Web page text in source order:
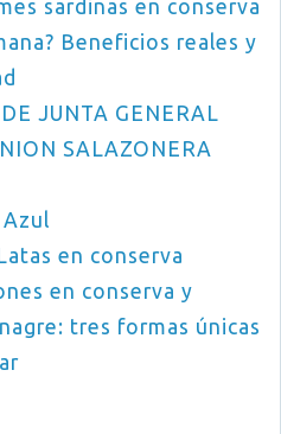
sardinas en conserva
Beneficios reales y
JUNTA GENERAL
SALAZONERA
en conserva
en conserva y
tres formas únicas